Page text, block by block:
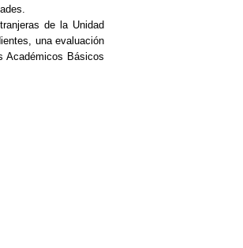
de la Unidad
una evaluación
Académicos Básicos